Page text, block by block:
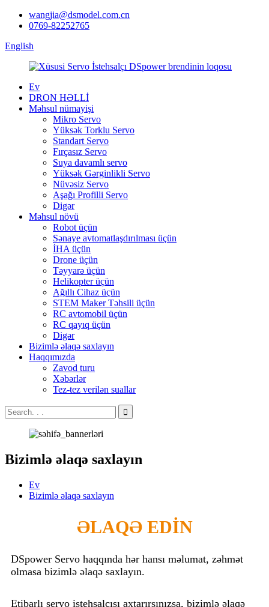
wangjia@dsmodel.com.cn
0769-82252765
English
Ev
DRON HƏLLİ
Məhsul nümayişi
Mikro Servo
Yüksək Torklu Servo
Standart Servo
Fırçasız Servo
Suya davamlı servo
Yüksək Gərginlikli Servo
Nüvəsiz Servo
Aşağı Profilli Servo
Digər
Məhsul növü
Robot üçün
Sənaye avtomatlaşdırılması üçün
İHA üçün
Drone üçün
Təyyarə üçün
Helikopter üçün
Ağıllı Cihaz üçün
STEM Maker Təhsili üçün
RC avtomobil üçün
RC qayıq üçün
Digər
Bizimlə əlaqə saxlayın
Haqqımızda
Zavod turu
Xəbərlər
Tez-tez verilən suallar
Bizimlə əlaqə saxlayın
Ev
Bizimlə əlaqə saxlayın
ƏLAQƏ EDİN
DSpower Servo haqqında hər hansı məlumat, zəhmət
olmasa bizimlə əlaqə saxlayın.
Etibarlı servo istehsalçısı axtarırsınızsa, bizimlə əlaqə